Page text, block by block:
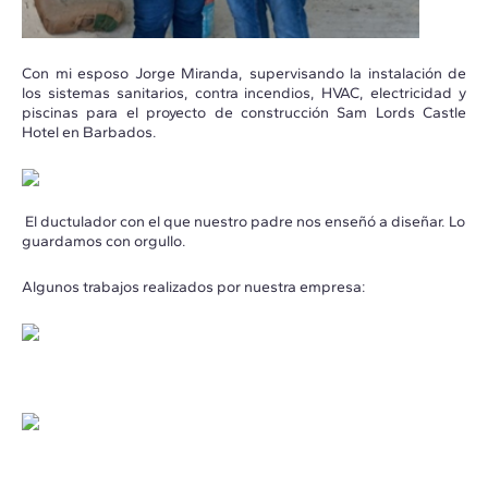
Con mi esposo Jorge Miranda, supervisando la instalación de
los sistemas sanitarios, contra incendios, HVAC, electricidad y
piscinas para el proyecto de construcción Sam Lords Castle
Hotel en Barbados.
El ductulador con el que nuestro padre nos enseñó a diseñar. Lo
guardamos con orgullo.
Algunos trabajos realizados por nuestra empresa: